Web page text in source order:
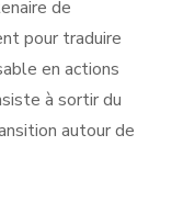
de
pour traduire
en actions
à sortir du
autour de